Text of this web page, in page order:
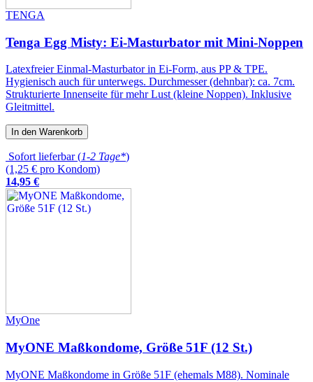
TENGA
Tenga Egg Misty: Ei-Masturbator mit Mini-Noppen
Latexfreier Einmal-Masturbator in Ei-Form, aus PP & TPE.
Hygienisch auch für unterwegs. Durchmesser (dehnbar): ca. 7cm.
Strukturierte Innenseite für mehr Lust (kleine Noppen). Inklusive
Gleitmittel.
In den Warenkorb
Sofort lieferbar (1-2 Tage*)
(1,25 € pro Kondom)
14,95 €
MyOne
MyONE Maßkondome, Größe 51F (12 St.)
MyONE Maßkondome in Größe 51F (ehemals M88). Nominale